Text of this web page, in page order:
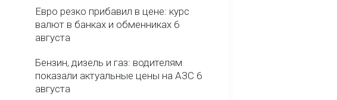
Евро резко прибавил в цене: курс
валют в банках и обменниках 6
августа
Бензин, дизель и газ: водителям
показали актуальные цены на АЗС 6
августа